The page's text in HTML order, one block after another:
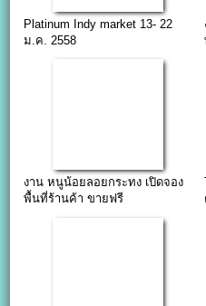
Platinum Indy market 13- 22
ม.ค. 2558
งาน หนูน้อยลอยกระทง เปิดจอง
พื้นที่ร้านค้า ขายฟรี